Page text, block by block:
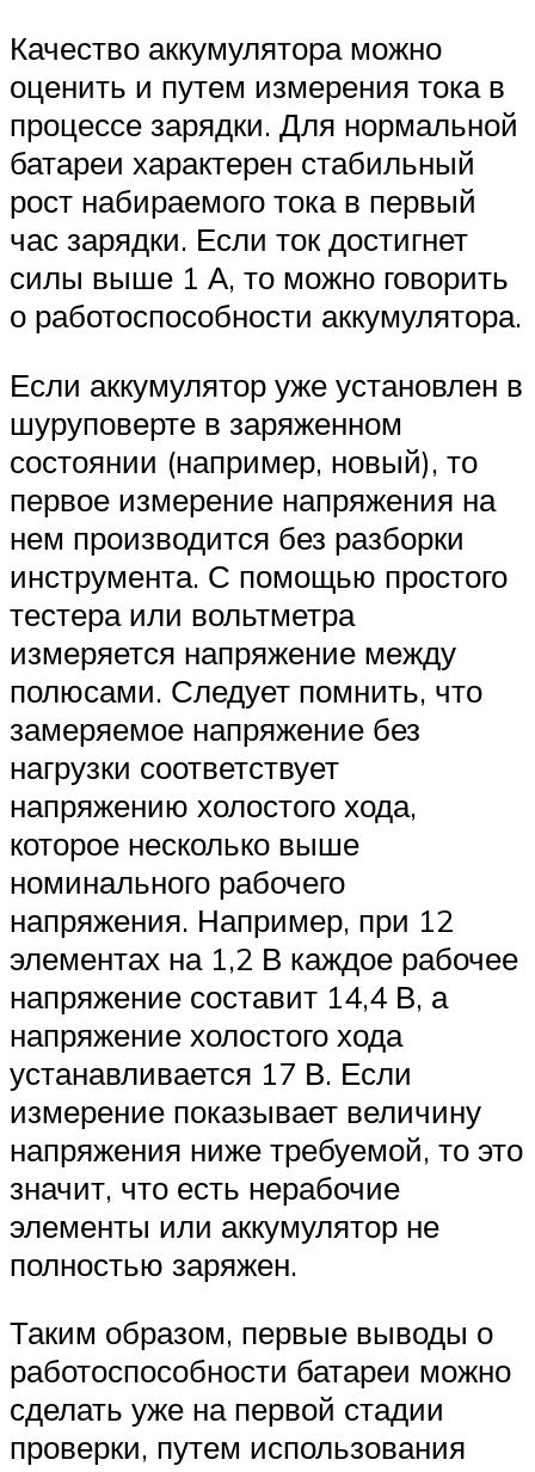
Качество аккумулятора можно
оценить и путем измерения тока в
процессе зарядки. Для нормальной
батареи характерен стабильный
рост набираемого тока в первый
час зарядки. Если ток достигнет
силы выше 1 А, то можно говорить
о работоспособности аккумулятора.
Если аккумулятор уже установлен в
шуруповерте в заряженном
состоянии (например, новый), то
первое измерение напряжения на
нем производится без разборки
инструмента. С помощью простого
тестера или вольтметра
измеряется напряжение между
полюсами. Следует помнить, что
замеряемое напряжение без
нагрузки соответствует
напряжению холостого хода,
которое несколько выше
номинального рабочего
напряжения. Например, при 12
элементах на 1,2 В каждое рабочее
напряжение составит 14,4 В, а
напряжение холостого хода
устанавливается 17 В. Если
измерение показывает величину
напряжения ниже требуемой, то это
значит, что есть нерабочие
элементы или аккумулятор не
полностью заряжен.
Таким образом, первые выводы о
работоспособности батареи можно
сделать уже на первой стадии
проверки, путем использования